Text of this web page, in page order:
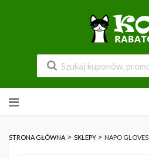
do
STRONA GŁÓWNA > SKLEPY > NAPO GLOVES